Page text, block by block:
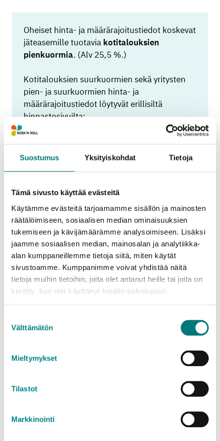
Suostumus Yksityiskohdat Tietoja
Tämä sivusto käyttää evästeitä
Käytämme evästeitä tarjoamamme sisällön ja mainosten
räätälöimiseen, sosiaalisen median ominaisuuksien
tukemiseen ja kävijämäärämme analysoimiseen. Lisäksi
jaamme sosiaalisen median, mainosalan ja analytiikka-
alan kumppaneillemme tietoja siitä, miten käytät
sivustoamme. Kumppanimme voivat yhdistää näitä
tietoja muihin tietoihin, joita olet antanut heille tai joita on
kerätty, kun olet käyttänyt heidän palvelujaan.
valinta
Välttämätön
Mieltymykset
Tilastot
Markkinointi
Oheiset hinta- ja määrärajoitustiedot koskevat
jäteasemille tuotavia kotitalouksien
pienkuormia. (Alv 25,5 %.)
Kotitalouksien suurkuormien sekä yritysten
pien- ja suurkuormien hinta- ja
määrärajoitustiedot löytyvät erillisiltä
hinnastosivuilta:
Jäteasemahinnasto kotitalouksille (pien- ja
Jäteasemahinnasto yrityksille (pien- ja
Mitä jätteelle tapahtuu?
Lääkkeet käsitellään korkealämpökäsittelyllä, jossa
niistä tehdään vaaratonta. Syntyvä energia otetaan
talteen.
Lassila & Tikanoja Oyj
lajitteluohjeet sekä tietoa mm.